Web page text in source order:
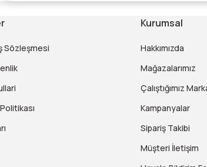
Sözleşmesi
Kurumsal
Hakkımızda
Mağazalarımız
Çalıştığımız
Kampanyalar
Sipariş Takibi
Müşteri İletişim